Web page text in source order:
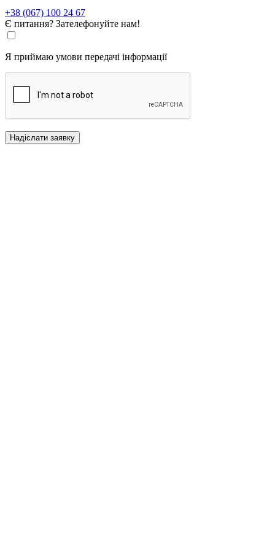
+38 (067) 100 24 67
Є питання? Зателефонуйте нам!
Я приймаю умови передачі інформації
Надіслати заявку